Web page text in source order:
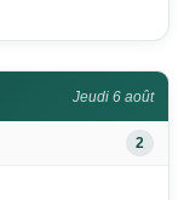
Jeudi 6 août
2